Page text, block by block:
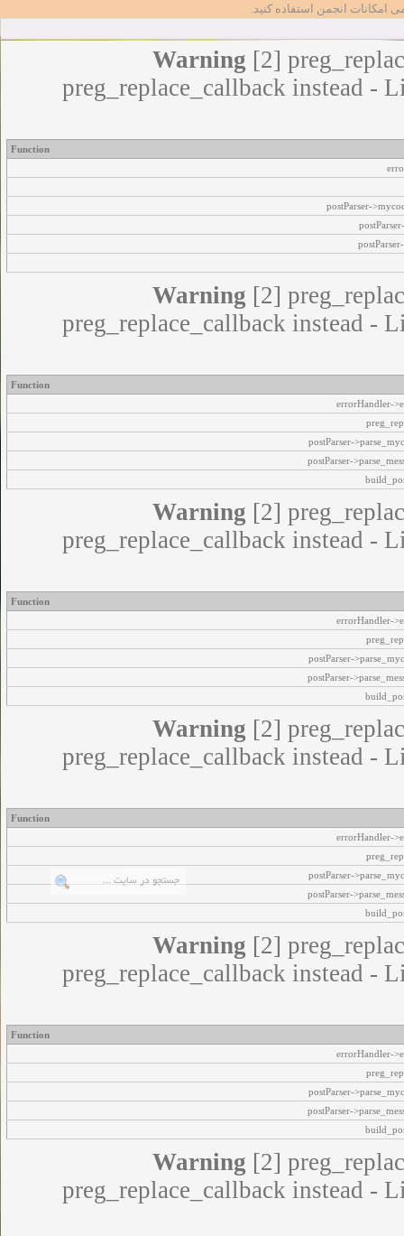
امکانات انجمن استفاده کنید.
Warning [2]
preg_replace_callback instead -
Function
postParser-
Warning [2]
preg_replace_callback instead -
Function
errorHandler-
postParser-
postParser-
Warning [2]
preg_replace_callback instead -
Function
errorHandler-
postParser-
postParser-
Warning [2]
preg_replace_callback instead -
Function
errorHandler-
postParser-
postParser-
Warning [2]
preg_replace_callback instead -
Function
errorHandler-
postParser-
postParser-
Warning [2]
preg_replace_callback instead -